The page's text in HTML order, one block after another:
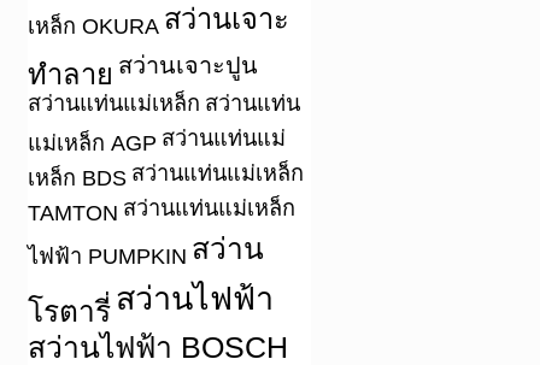
เหล็ก OKURA สว่านเจาะ
ทำลาย สว่านเจาะปูน
สว่านแท่นแม่เหล็ก สว่านแท่น
แม่เหล็ก AGP สว่านแท่นแม่
เหล็ก BDS สว่านแท่นแม่เหล็ก
TAMTON สว่านแท่นแม่เหล็ก
ไฟฟ้า PUMPKIN สว่าน
โรตารี่ สว่านไฟฟ้า
สว่านไฟฟ้า BOSCH